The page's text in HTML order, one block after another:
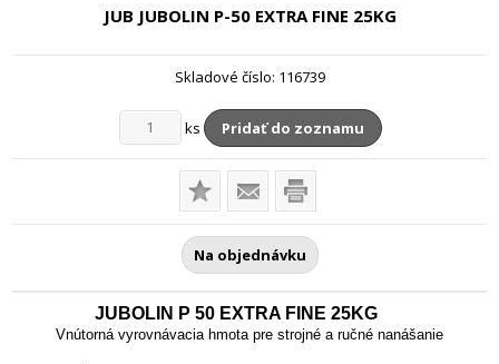
JUB JUBOLIN P-50 EXTRA FINE 25KG
Skladové číslo: 116739
ks Pridať do zoznamu
Na objednávku
JUBOLIN P 50 EXTRA FINE 25KG
Vnútorná vyrovnávacia hmota pre strojné a ručné nanášanie